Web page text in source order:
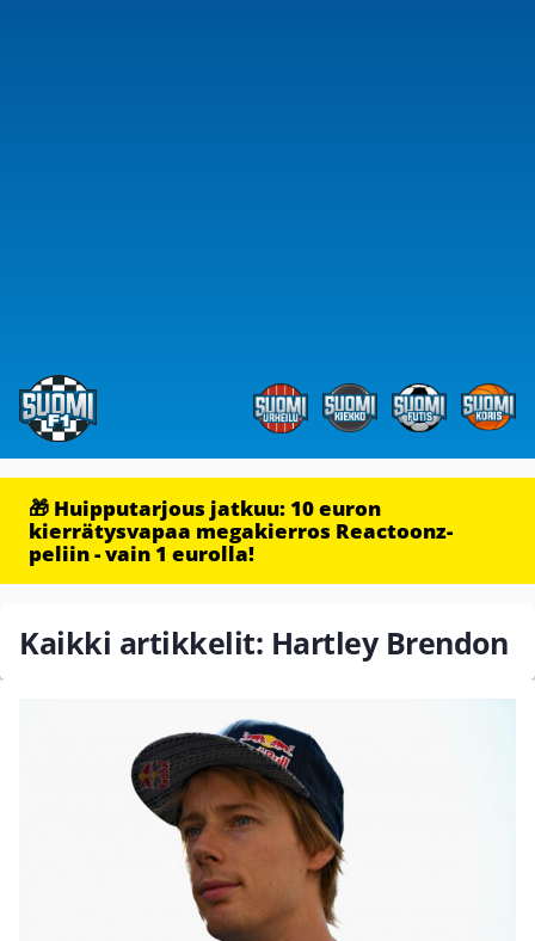
🎁 Huipputarjous jatkuu: 10 euron
kierrätysvapaa megakierros Reactoonz-
peliin - vain 1 eurolla!
Kaikki artikkelit: Hartley Brendon